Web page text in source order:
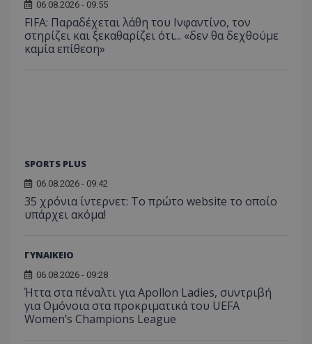
06.08.2026 - 09:55
FIFA: Παραδέχεται λάθη του Ινφαντίνο, τον
στηρίζει και ξεκαθαρίζει ότι... «δεν θα δεχθούμε
καμία επίθεση»
SPORTS PLUS
06.08.2026 - 09:42
35 χρόνια ίντερνετ: Το πρώτο website το οποίο
υπάρχει ακόμα!
ΓΥΝΑΙΚΕΙΟ
06.08.2026 - 09:28
Ήττα στα πέναλτι για Apollon Ladies, συντριβή
για Ομόνοια στα προκριματικά του UEFA
Women’s Champions League